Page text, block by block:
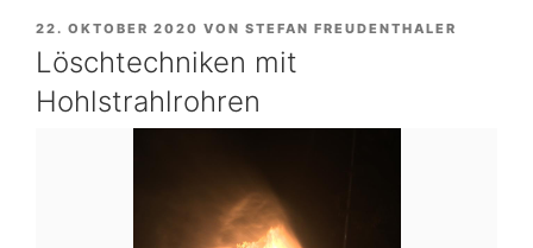
VERÖFFENTLICHT
AM
22. OKTOBER 2020 VON STEFAN FREUDENTHALER
Löschtechniken mit
Hohlstrahlrohren